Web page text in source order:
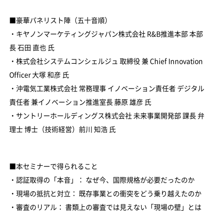
■豪華パネリスト陣（五十音順）
・キヤノンマーケティングジャパン株式会社 R&B推進本部 本部
長 石田 直也 氏
・株式会社システムコンシェルジュ 取締役 兼 Chief Innovation
Officer 大塚 和彦 氏
・沖電気工業株式会社 常務理事 イノベーション責任者 デジタル
責任者 兼イノベーション推進室長 藤原 雄彦 氏
・サントリーホールディングス株式会社 未来事業開発部 課長 弁
理士 博士（技術経営）前川 知浩 氏
■本セミナーで得られること
・認証取得の「本音」： なぜ今、国際規格が必要だったのか
・現場の抵抗と対立： 既存事業との衝突をどう乗り越えたのか
・審査のリアル： 書類上の審査では見えない「現場の壁」とは